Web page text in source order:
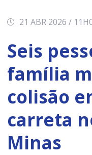
21 ABR 2026 /
Seis
família
colisão
carreta
Minas